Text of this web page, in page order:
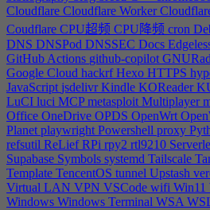
Cloudflare Cloudflare Worker
Coudflare CPU超频 CPU降频 cron
DNS DNSPod DNSSEC Docs
GitHub Actions github-copilot
Google Cloud hackrfHexo HTTPS
JavaScript jsdelivrKindle KOReader
LuCI luci MCPmetasploit Multiplayer
Office OneDrive OPDS OpenWrt
Planet playwright Powershell proxy
refsutil ReLiefRPi rpy2 rtl9210
Supabase Symbols systemd Tailscale
Template TencentOS tunnel Upstash
Virtual LAN VPN VSCode wifi Win11
Windows Windows Terminal WSA